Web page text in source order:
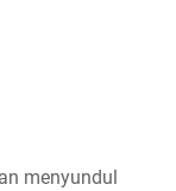
menyundul